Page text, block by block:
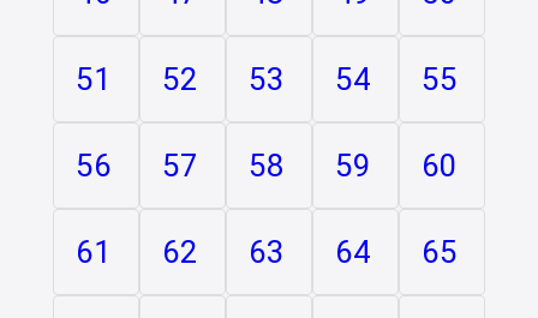
51 52 53 54 55
56 57 58 59 60
61 62 63 64 65